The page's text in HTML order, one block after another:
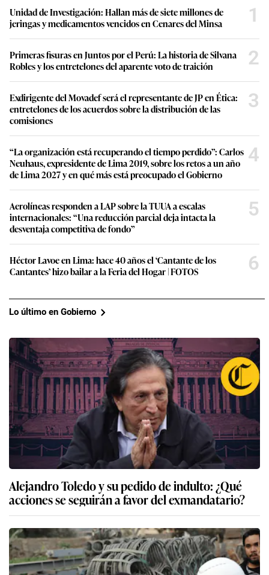
Unidad de Investigación: Hallan más de siete millones de
jeringas y medicamentos vencidos en Cenares del Minsa
1
Primeras fisuras en Juntos por el Perú: La historia de Silvana
Robles y los entretelones del aparente voto de traición
2
Exdirigente del Movadef será el representante de JP en Ética:
entretelones de los acuerdos sobre la distribución de las
comisiones
3
“La organización está recuperando el tiempo perdido”: Carlos
Neuhaus, expresidente de Lima 2019, sobre los retos a un año
de Lima 2027 y en qué más está preocupado el Gobierno
4
Aerolíneas responden a LAP sobre la TUUA a escalas
internacionales: “Una reducción parcial deja intacta la
desventaja competitiva de fondo”
5
Héctor Lavoe en Lima: hace 40 años el ‘Cantante de los
Cantantes’ hizo bailar a la Feria del Hogar | FOTOS
6
Lo último en Gobierno
Alejandro Toledo y su pedido de indulto: ¿Qué
acciones se seguirán a favor del exmandatario?